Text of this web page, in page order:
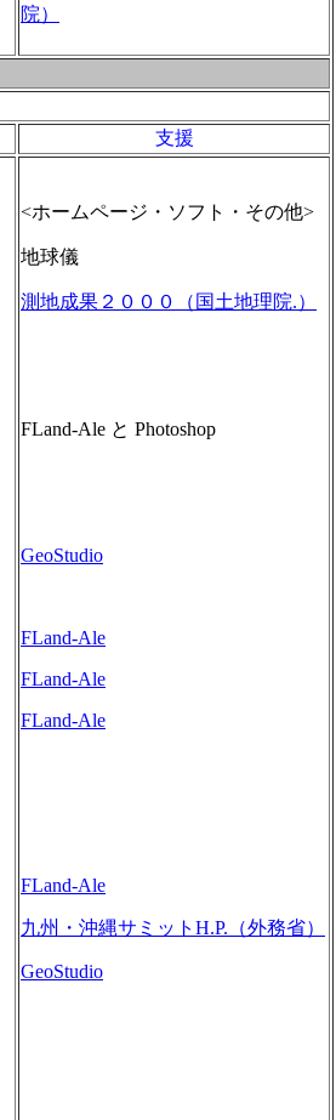
院）
支援
<ホームページ・ソフト・その他>
地球儀
測地成果２０００（国土地理院.）
FLand-Ale と Photoshop
GeoStudio
FLand-Ale
FLand-Ale
FLand-Ale
FLand-Ale
九州・沖縄サミットH.P.（外務省）
GeoStudio